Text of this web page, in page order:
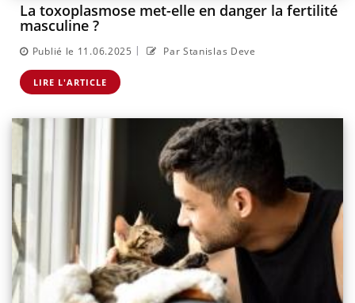
La toxoplasmose met-elle en danger la fertilité
masculine ?
Publié le 11.06.2025 | Par Stanislas Deve
LIRE L'ARTICLE